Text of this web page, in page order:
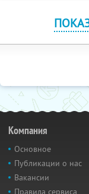
Компания
Основное
Публикации о нас
Вакансии
Правила сервиса